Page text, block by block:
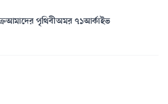
আমাদের পৃথিবীঅমর ৭১আর্কাইভ